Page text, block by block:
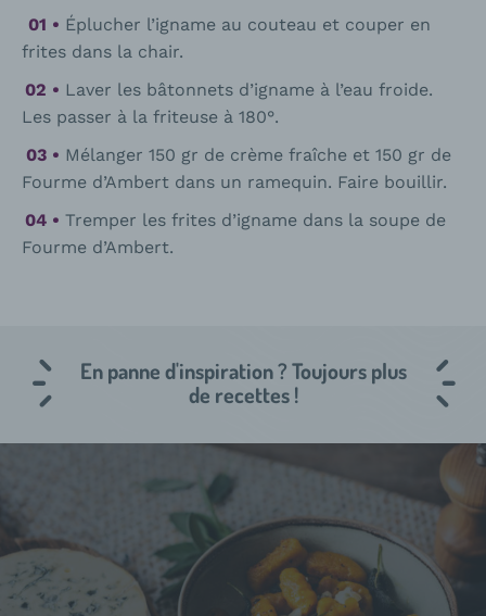
Éplucher l’igname au couteau et couper en
frites dans la chair.
Laver les bâtonnets d’igname à l’eau froide.
Les passer à la friteuse à 180°.
Mélanger 150 gr de crème fraîche et 150 gr de
Fourme d’Ambert dans un ramequin. Faire bouillir.
Tremper les frites d’igname dans la soupe de
Fourme d’Ambert.
En panne d'inspiration ? Toujours plus
de recettes !